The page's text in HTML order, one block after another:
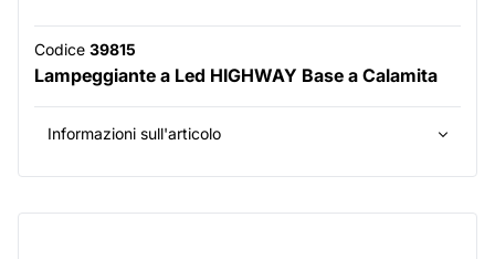
Codice 39815
Lampeggiante a Led HIGHWAY Base a Calamita
Informazioni sull'articolo